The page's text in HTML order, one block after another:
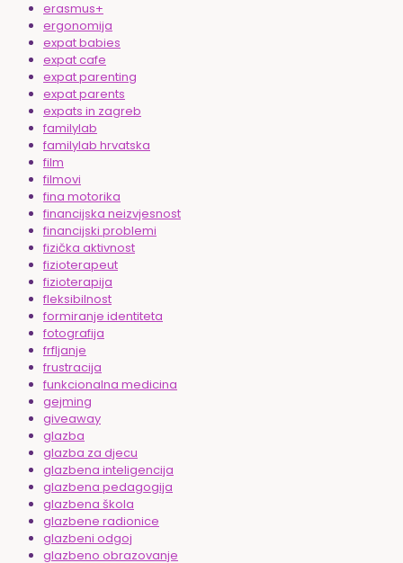
erasmus+
ergonomija
expat babies
expat cafe
expat parenting
expat parents
expats in zagreb
familylab
familylab hrvatska
film
filmovi
fina motorika
financijska neizvjesnost
financijski problemi
fizička aktivnost
fizioterapeut
fizioterapija
fleksibilnost
formiranje identiteta
fotografija
frfljanje
frustracija
funkcionalna medicina
gejming
giveaway
glazba
glazba za djecu
glazbena inteligencija
glazbena pedagogija
glazbena škola
glazbene radionice
glazbeni odgoj
glazbeno obrazovanje